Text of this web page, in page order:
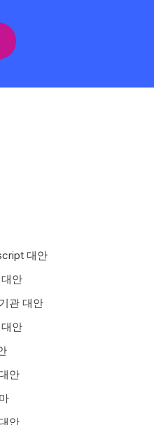
대안
안
관 대안
안
안
안